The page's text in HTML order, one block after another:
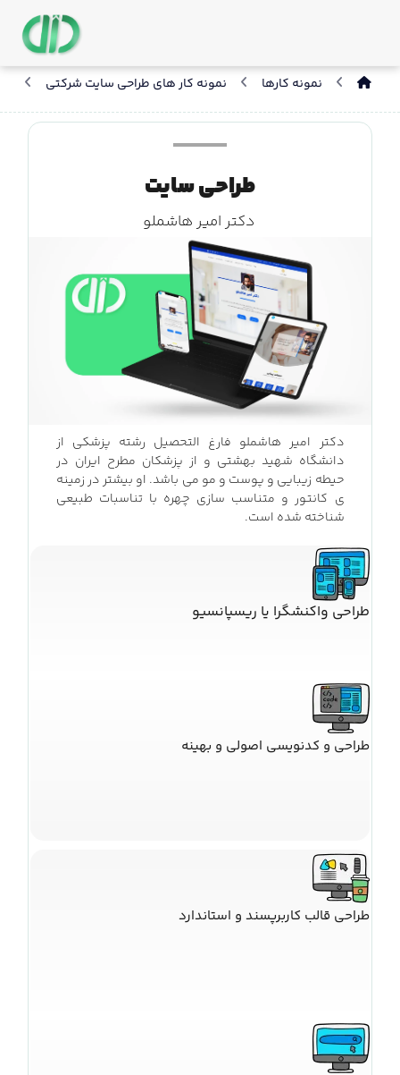
نمونه کارها نمونه کار های طراحی سایت شرکتی
طراحی سایت
دکتر امیر هاشملو
دکتر امیر هاشملو فارغ التحصیل رشته پزشکی از
دانشگاه شهید بهشتی و از پزشکان مطرح ایران در
حیطه زیبایی و پوست و مو می باشد. او بیشتر در زمینه
ی کانتور و متناسب سازی چهره با تناسبات طبیعی
شناخته شده است.
طراحی واکنشگرا یا ریسپانسیو
طراحی و کدنویسی اصولی و بهینه
طراحی قالب کاربرپسند و استاندارد